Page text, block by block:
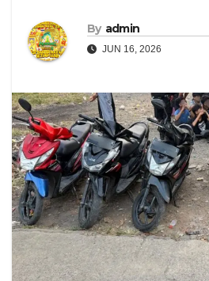
By admin
JUN 16, 2026